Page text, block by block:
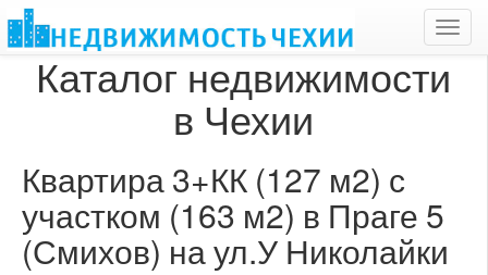
Каталог недвижимости
в Чехии
Квартира 3+КК (127 м2) с
участком (163 м2) в Праге 5
(Смихов) на ул.У Николайки